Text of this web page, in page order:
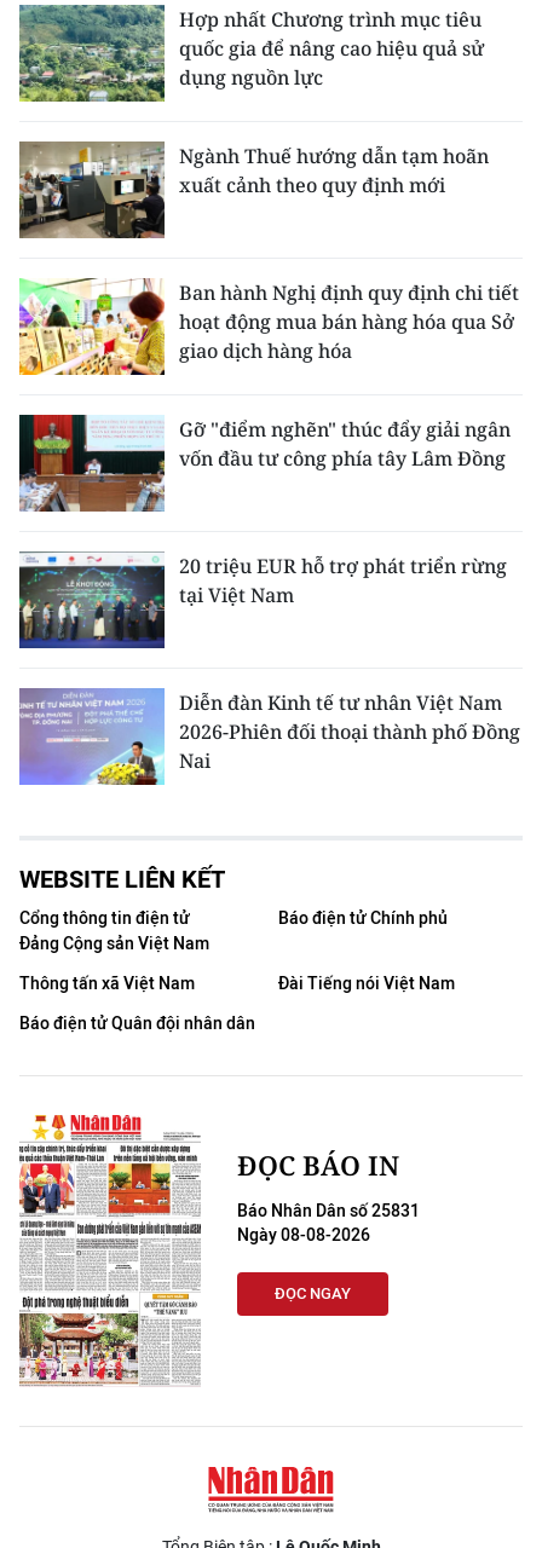
Hợp nhất Chương trình mục tiêu
quốc gia để nâng cao hiệu quả sử
dụng nguồn lực
Ngành Thuế hướng dẫn tạm hoãn
xuất cảnh theo quy định mới
Ban hành Nghị định quy định chi tiết
hoạt động mua bán hàng hóa qua Sở
giao dịch hàng hóa
Gỡ "điểm nghẽn" thúc đẩy giải ngân
vốn đầu tư công phía tây Lâm Đồng
20 triệu EUR hỗ trợ phát triển rừng
tại Việt Nam
Diễn đàn Kinh tế tư nhân Việt Nam
2026-Phiên đối thoại thành phố Đồng
Nai
WEBSITE LIÊN KẾT
Cổng thông tin điện tử
Đảng Cộng sản Việt Nam
Báo điện tử Chính phủ
Thông tấn xã Việt Nam
Đài Tiếng nói Việt Nam
Báo điện tử Quân đội nhân dân
ĐỌC BÁO IN
Báo Nhân Dân số 25831
Ngày 08-08-2026
ĐỌC NGAY